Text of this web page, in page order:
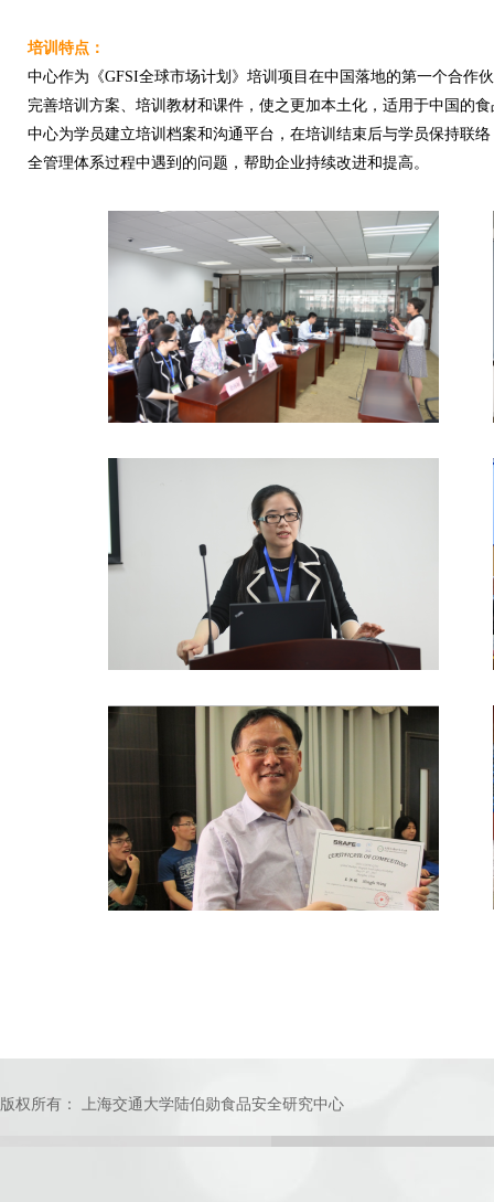
培训特点：
中心作为《GFSI全球市场计划》培训项目在中国落地的第一个合作
完善培训方案、培训教材和课件，使之更加本土化，适用于中国的
中心为学员建立培训档案和沟通平台，在培训结束后与学员保持联
全管理体系过程中遇到的问题，帮助企业持续改进和提高。
版权所有： 上海交通大学陆伯勋食品安全研究中心